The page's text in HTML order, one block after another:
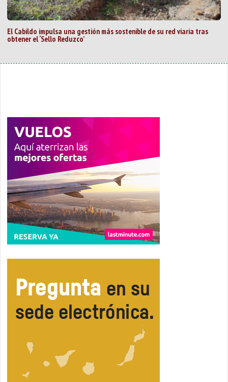
El Cabildo impulsa una gestión más sostenible de su red viaria tras
obtener el ‘Sello Reduzco’